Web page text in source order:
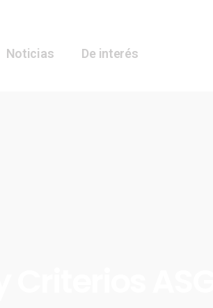
Noticias De interés